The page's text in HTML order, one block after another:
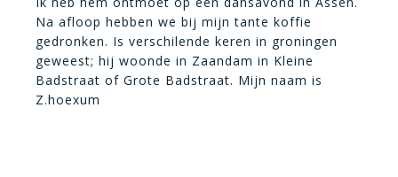
Na afloop hebben we bij mijn tante koffie
gedronken. Is verschilende keren in groningen
geweest; hij woonde in Zaandam in Kleine
Badstraat of Grote Badstraat. Mijn naam is
Z.hoexum